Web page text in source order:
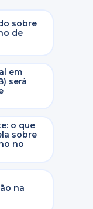
sobre
de
em
será
o que
sobre
no
na